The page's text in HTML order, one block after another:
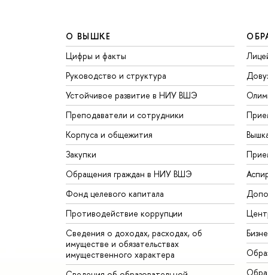
О ВЫШКЕ
Цифры и факты
Руководство и структура
Устойчивое развитие в НИУ ВШЭ
Преподаватели и сотрудники
Корпуса и общежития
Закупки
Обращения граждан в НИУ ВШЭ
Фонд целевого капитала
Противодействие коррупции
Сведения о доходах, расходах, об
имуществе и обязательствах
имущественного характера